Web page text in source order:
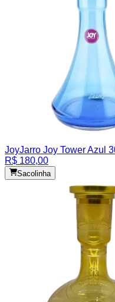
JoyJarro Joy Tower Azul
R$ 180,00
Sacolinha